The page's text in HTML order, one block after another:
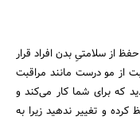
از سلامتیِ بدن افراد قرار
از مو درست مانند مراقبت
که برای شما کار می‌کند و
کرده و تغییر ندهید زیرا به